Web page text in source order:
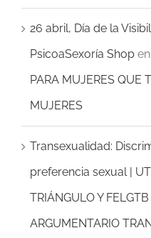
26 abril, Día de la
PsicoaSexoría Shop en
PARA MUJERES QUE
MUJERES
Transexualidad:
preferencia sexual |
TRIÁNGULO Y
ARGUMENTARIO